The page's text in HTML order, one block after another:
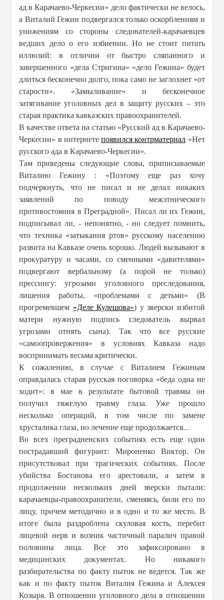
ад в Карачаево-Черкесии» дело фактически не велось,
а Виталий Гежин подвергался только оскорблениям и
унижениям со стороны следователей-карачаевцев
ведших дело о его избиении. Но не стоит питать
иллюзий: в отличии от быстро сляпанного и
завершенного «дела Стригина» «дело Гежина» будет
длиться бесконечно долго, пока само не заглохнет «от
старости». «Замыливание» и бесконечное
затягивание уголовных дел в защиту русских – это
старая практика кавказских правоохранителей.
В качестве ответа на статью «Русский ад в Карачаево-
Черкесии» в интернетепоявился контрматериал «Нет
русского ада в Карачаево-Черкесии».
Там приведены следующие слова, приписываемые
Виталию Гежину : «Поэтому еще раз хочу
подчеркнуть, что не писал и не делал никаких
заявлений по поводу межэтнического
противостояния в Преградной». Писал ли их Гежин,
подписывал ли, - непонятно, - но следует помнить,
что техника «затыкания ртов» русскому населению
развита на Кавказе очень хорошо. Людей вызывают в
прокуратуру и часами, со сменными «давителями»
подвергают вербальному (а порой не только)
прессингу: угрозами уголовного преследования,
лишения работы, «проблемами с детьми» (В
прогремевшем «Деле Кулешова») у зверски избитой
матери нужную подпись следователь вырвал
угрозами отнять сына). Так что все русские
«самоопровержения» в условиях Кавказа надо
воспринимать весьма критически.
К сожалению, в случае с Виталием Гежиным
оправдалась старая русская поговорка «беда одна не
ходит»: в мае в результате бытовой травмы он
получил тяжелую травму глаза. Уже прошло
несколько операций, в том числе по замене
хрусталика глаза, но лечение еще продолжается...
Во всех преградненских событиях есть еще один
пострадавший фигурант: Мироненко Виктор. Он
присутствовал при трагических событиях. После
убийства Бостанова его арестовали, а затем в
продолжении нескольких дней зверски пытали:
карачаевцы-правоохранители, сменяясь, били его по
лицу, причем методично и в одно и то же место. В
итоге была раздроблена скуловая кость, перебит
лицевой нерв и возник частичный паралич правой
половины лица. Все это зафиксировано в
медицинских документах. Но никакого
разбирательства по факту пыток не ведется. Так же
как и по факту пыток Виталия Гежина и Алексея
Козыря. В отношении уголовного дела в отношении